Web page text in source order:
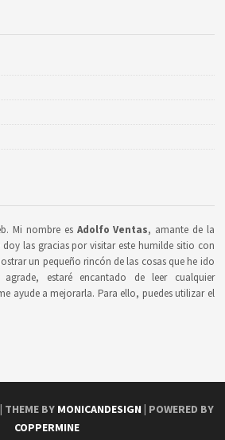
Mi nombre es Adolfo Ventas, amante de la
las gracias por visitar este humilde sitio con
un pequeño rincón de las cosas que he ido
estaré encantado de leer cualquier
ayude a mejorarla. Para ello, puedes utilizar el
| THEME BY MONICANDESIGN | POWERED BY
COPPERMINE